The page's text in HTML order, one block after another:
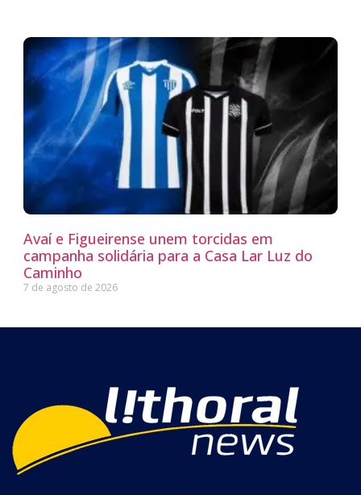
Avaí e Figueirense unem torcidas em
campanha solidária para a Casa Lar Luz do
Caminho
7 de agosto de 2026